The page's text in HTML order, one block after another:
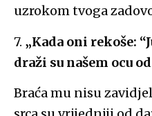
uzrokom tvoga
7. „Kada oni rekoše:
draži su našem ocu
Braća mu nisu